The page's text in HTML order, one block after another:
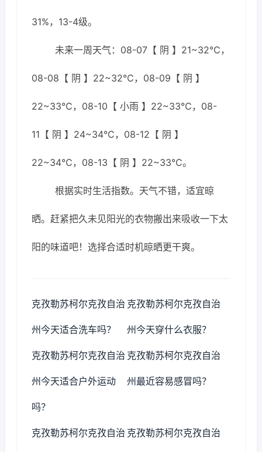
31%，13-4级。
未来一周天气：08-07【 阴 】21~32℃，
08-08【 阴 】22~32℃，08-09【 阴 】
22~33℃，08-10【 小雨 】22~33℃，08-
11【 阴 】24~34℃，08-12【 阴 】
22~34℃，08-13【 阴 】22~33℃。
根据实时生活指数。天气不错，适宜晾
晒。赶紧把久未见阳光的衣物搬出来吸收一下太
阳的味道吧！选择合适时机晾晒更干爽。
克孜勒苏柯尔克孜自治
州今天适合洗车吗？
克孜勒苏柯尔克孜自治
州今天穿什么衣服？
克孜勒苏柯尔克孜自治
州今天适合户外运动
吗？
克孜勒苏柯尔克孜自治
州最近容易感冒吗？
克孜勒苏柯尔克孜自治 克孜勒苏柯尔克孜自治